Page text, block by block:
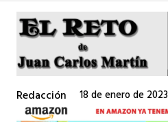
Redacción 18 de enero de 2023